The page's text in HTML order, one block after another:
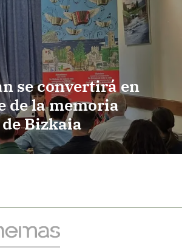
se convertirá en
de la memoria
Bizkaia